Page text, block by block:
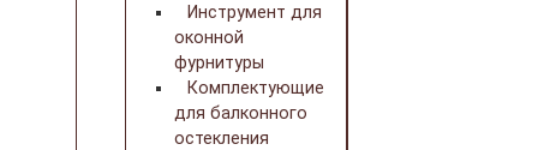
Инструмент для
оконной
фурнитуры
Комплектующие
для балконного
остекления